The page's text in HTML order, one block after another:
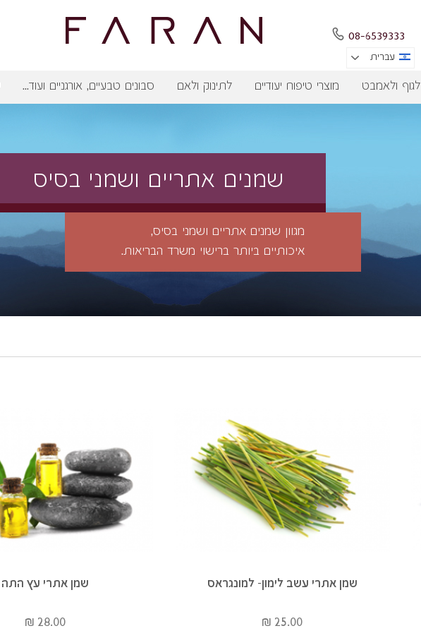
08-6539333
עברית
לגוף ולאמבט מוצרי טיפוח יעודיים לתינוק ולאם סבונים טבעיים, אורגניים ועוד...
שמנים אתריים ושמני בסיס
מגוון שמנים אתריים ושמני בסיס,
איכותיים ביותר ברישוי משרד הבריאות.
שמן אתרי עשב לימון- למונגראס
25.00 ₪
שמן אתרי עץ התה
28.00 ₪